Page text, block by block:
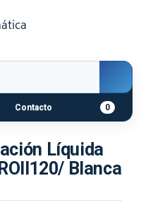
Contacto 0
Líquida
Blanca